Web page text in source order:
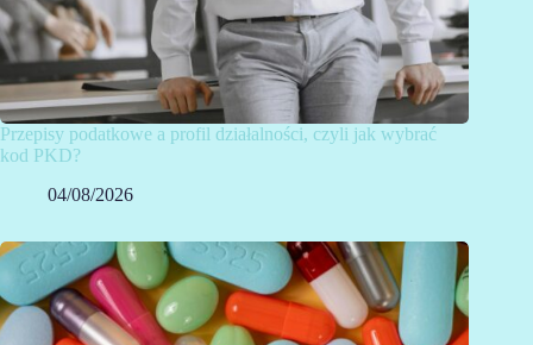
Przepisy podatkowe a profil działalności, czyli jak wybrać
kod PKD?
04/08/2026